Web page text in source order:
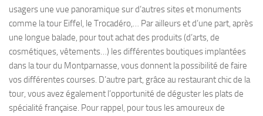
usagers une vue panoramique sur d’autres sites et monuments
comme la tour Eiffel, le Trocadéro,… Par ailleurs et d’une part, après
une longue balade, pour tout achat des produits (d’arts, de
cosmétiques, vêtements…) les différentes boutiques implantées
dans la tour du Montparnasse, vous donnent la possibilité de faire
vos différentes courses. D’autre part, grâce au restaurant chic de la
tour, vous avez également l’opportunité de déguster les plats de
spécialité française. Pour rappel, pour tous les amoureux de